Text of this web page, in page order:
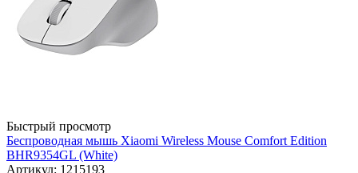
Быстрый просмотр
Беспроводная мышь Xiaomi Wireless Mouse Comfort Edition
BHR9354GL (White)
Артикул: 1215193